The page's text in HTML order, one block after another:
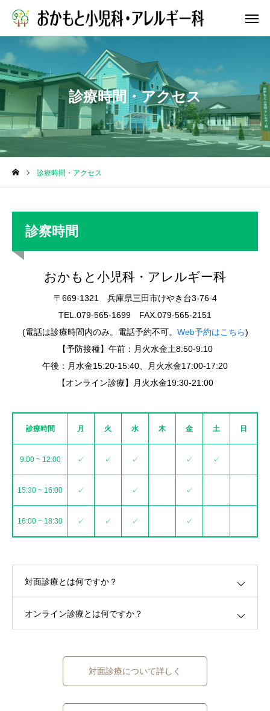
診療時間・アクセス
診療時間・アクセス
診察時間
おかもと小児科・アレルギー科
〒669-1321 兵庫県三田市けやき台3-76-4
TEL.079-565-1699 FAX.079-565-2151
(電話は診療時間内のみ。電話予約不可。 Web予約はこちら)
【予防接種】午前：月火水金土8:50-9:10
午後：月水金15:20-15:40、月火水金17:00-17:20
【オンライン診療】月火水金19:30-21:00
診療時間 月 火 水 木 金 土 日
9:00 ~ 12:00 ✓ ✓ ✓ ✓ ✓
15:30 ~ 16:00 ✓ ✓ ✓
16:00 ~ 18:30 ✓ ✓ ✓ ✓
対面診療とは何ですか？
オンライン診療とは何ですか？
対面診療について詳しく
WEB予約
院長ブログ 公式X
アクセス
リンク集
診療案内
クリニック紹介